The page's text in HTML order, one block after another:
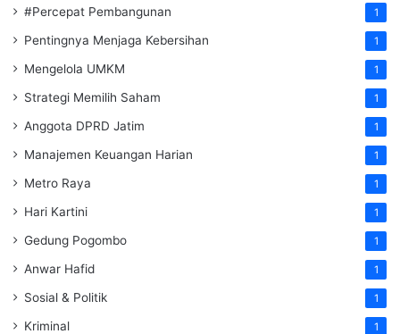
#Percepat Pembangunan 1
Pentingnya Menjaga Kebersihan 1
Mengelola UMKM 1
Strategi Memilih Saham 1
Anggota DPRD Jatim 1
Manajemen Keuangan Harian 1
Metro Raya 1
Hari Kartini 1
Gedung Pogombo 1
Anwar Hafid 1
Sosial & Politik 1
Kriminal 1